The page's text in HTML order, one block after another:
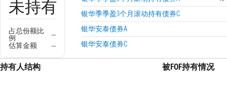
未持有
占总份额比
例
—
估算金额
—
银华季季盈3个月滚动持有债券C
银华安泰债券A
银华安泰债券C
持有人结构 被FOF持有情况